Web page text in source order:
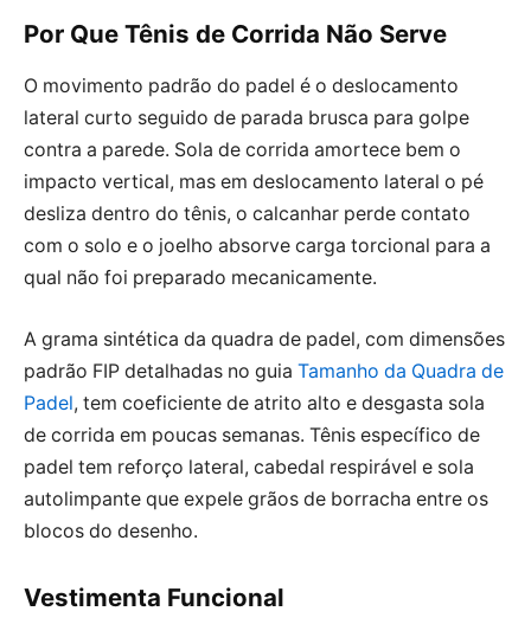
Por Que Tênis de Corrida Não Serve
O movimento padrão do padel é o deslocamento
lateral curto seguido de parada brusca para golpe
contra a parede. Sola de corrida amortece bem o
impacto vertical, mas em deslocamento lateral o pé
desliza dentro do tênis, o calcanhar perde contato
com o solo e o joelho absorve carga torcional para a
qual não foi preparado mecanicamente.
A grama sintética da quadra de padel, com dimensões
padrão FIP detalhadas no guia Tamanho da Quadra de
Padel, tem coeficiente de atrito alto e desgasta sola
de corrida em poucas semanas. Tênis específico de
padel tem reforço lateral, cabedal respirável e sola
autolimpante que expele grãos de borracha entre os
blocos do desenho.
Vestimenta Funcional